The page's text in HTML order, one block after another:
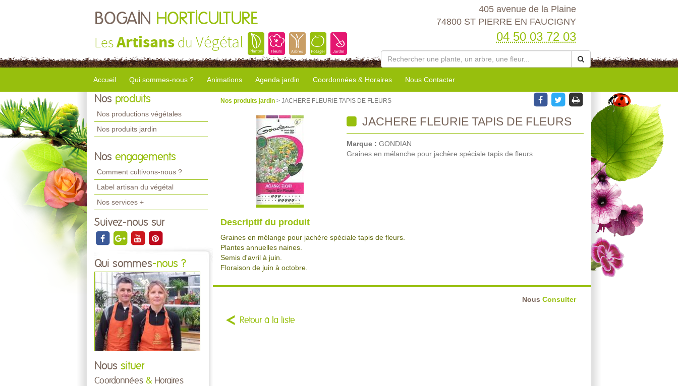
BOGAIN HORTICULTURE
LesArtisans du Végétal
405 avenue de la Plaine
74800 ST PIERRE EN FAUCIGNY
04 50 03 72 03
Accueil Qui sommes-nous ? Animations Agenda jardin Coordonnées & Horaires Nous Contacter
Nos produits
Nos productions végétales
Nos produits jardin
Nos engagements
Comment cultivons-nous ?
Label artisan du végétal
Nos services +
Suivez-nous sur
Qui sommes-nous ?
Nous situer
Coordonnées & Horaires
Nos produits jardin > JACHERE FLEURIE TAPIS DE FLEURS
JACHERE FLEURIE TAPIS DE FLEURS
Marque : GONDIAN
Graines en mélanche pour jachère spéciale tapis de fleurs
Descriptif du produit
Graines en mélange pour jachère spéciale tapis de fleurs.
Plantes annuelles naines.
Semis d'avril à juin.
Floraison de juin à octobre.
Nous Consulter
Retour à la liste